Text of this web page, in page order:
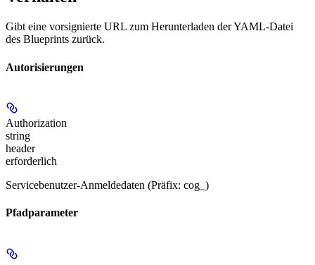
Gibt eine vorsignierte URL zum Herunterladen der YAML-Datei
des Blueprints zurück.
Autorisierungen
Authorization
string
header
erforderlich
Servicebenutzer-Anmeldedaten (Präfix: cog_)
Pfadparameter